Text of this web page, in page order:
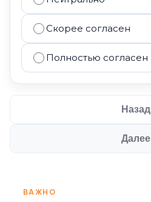
Скорее согласен
Полностью согласен
Назад
Далее
ВАЖНО